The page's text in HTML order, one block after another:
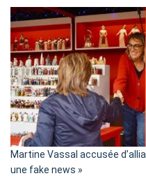
Martine Vassal accusée
une fake news »